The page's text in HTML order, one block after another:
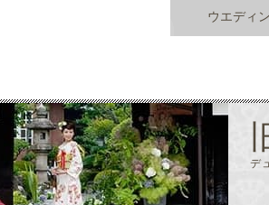
ウエディ
デ